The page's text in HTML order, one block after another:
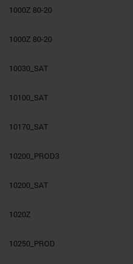
1000Z 80-20
1000Z 80-20
10030_SAT
10100_SAT
10170_SAT
10200_PROD3
10200_SAT
1020Z
10250_PROD